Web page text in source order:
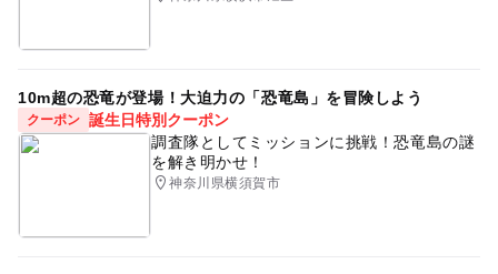
予約ページ
10m超の恐竜が登場！大迫力の「恐竜島」を冒険しよう
クーポン 誕生日特別クーポン
調査隊としてミッションに挑戦！恐竜島の謎
を解き明かせ！
神奈川県横須賀市